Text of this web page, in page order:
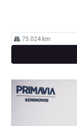
75.024 km